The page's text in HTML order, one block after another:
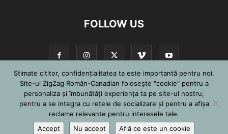
FOLLOW US
©
Stimate cititor, confidențialitatea ta este importantă pentru noi.
Site-ul ZigZag Român-Canadian folosește "cookie" pentru a
personaliza și îmbunătăți experiența ta pe site-ul nostru,
pentru a se integra cu reţele de socializare şi pentru a afişa
reclame relevante pentru interesele tale.
Accept
Nu accept Află ce este un cookie